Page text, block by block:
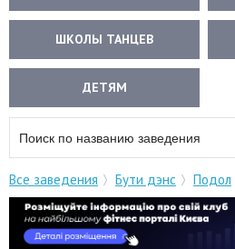
ШКОЛЫ ТАНЦЕВ
ДЕТЯМ
Все заведения Бути дэнс Подол